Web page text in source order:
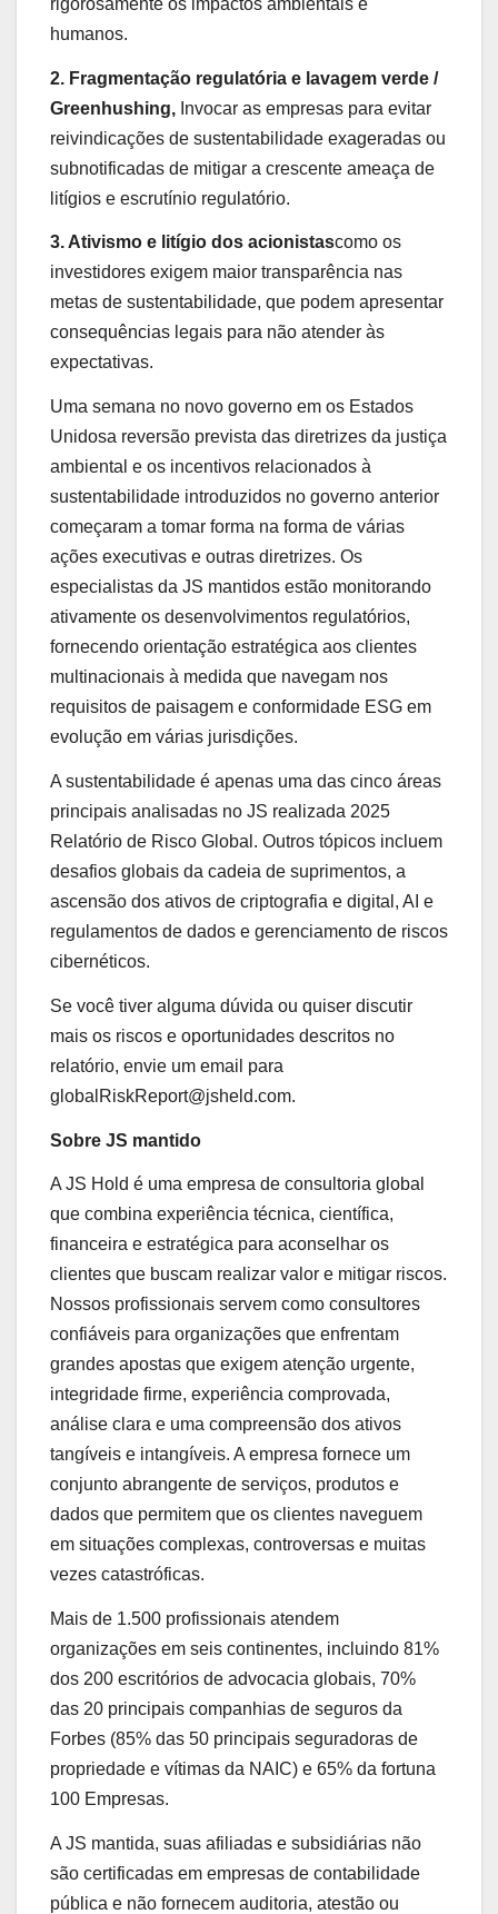
humanos.
2. Fragmentação regulatória e lavagem verde /
Greenhushing, Invocar as empresas para evitar
reivindicações de sustentabilidade exageradas ou
subnotificadas de mitigar a crescente ameaça de
litígios e escrutínio regulatório.
3. Ativismo e litígio dos acionistascomo os
investidores exigem maior transparência nas
metas de sustentabilidade, que podem apresentar
consequências legais para não atender às
expectativas.
Uma semana no novo governo em os Estados
Unidosa reversão prevista das diretrizes da justiça
ambiental e os incentivos relacionados à
sustentabilidade introduzidos no governo anterior
começaram a tomar forma na forma de várias
ações executivas e outras diretrizes. Os
especialistas da JS mantidos estão monitorando
ativamente os desenvolvimentos regulatórios,
fornecendo orientação estratégica aos clientes
multinacionais à medida que navegam nos
requisitos de paisagem e conformidade ESG em
evolução em várias jurisdições.
A sustentabilidade é apenas uma das cinco áreas
principais analisadas no JS realizada 2025
Relatório de Risco Global. Outros tópicos incluem
desafios globais da cadeia de suprimentos, a
ascensão dos ativos de criptografia e digital, AI e
regulamentos de dados e gerenciamento de riscos
cibernéticos.
Se você tiver alguma dúvida ou quiser discutir
mais os riscos e oportunidades descritos no
relatório, envie um email para
globalRiskReport@jsheld.com.
Sobre JS mantido
A JS Hold é uma empresa de consultoria global
que combina experiência técnica, científica,
financeira e estratégica para aconselhar os
clientes que buscam realizar valor e mitigar riscos.
Nossos profissionais servem como consultores
confiáveis ​​para organizações que enfrentam
grandes apostas que exigem atenção urgente,
integridade firme, experiência comprovada,
análise clara e uma compreensão dos ativos
tangíveis e intangíveis. A empresa fornece um
conjunto abrangente de serviços, produtos e
dados que permitem que os clientes naveguem
em situações complexas, controversas e muitas
vezes catastróficas.
Mais de 1.500 profissionais atendem
organizações em seis continentes, incluindo 81%
dos 200 escritórios de advocacia globais, 70%
das 20 principais companhias de seguros da
Forbes (85% das 50 principais seguradoras de
propriedade e vítimas da NAIC) e 65% da fortuna
100 Empresas.
A JS mantida, suas afiliadas e subsidiárias não
são certificadas em empresas de contabilidade
pública e não fornecem auditoria, atestão ou